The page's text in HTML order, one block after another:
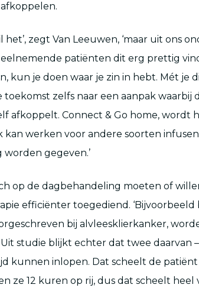
het’, zegt Van Leeuwen, ‘maar uit ons
patiënten dit erg prettig
kun je doen waar je zin in hebt. Mét je
toekomst zelfs naar een aanpak waarbij
afkoppelt. Connect & Go home, wordt
kan werken voor andere soorten
gegeven.’
op de dagbehandeling moeten of
efficiënter toegediend.
bij alvleesklierkanker,
studie blijkt echter dat twee daarvan
kunnen inlopen. Dat scheelt de
ze 12 kuren op rij, dus dat scheelt heel